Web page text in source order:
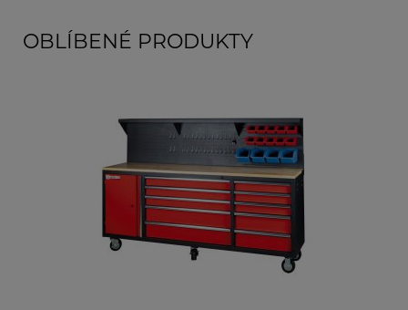
OBLÍBENÉ PRODUKTY